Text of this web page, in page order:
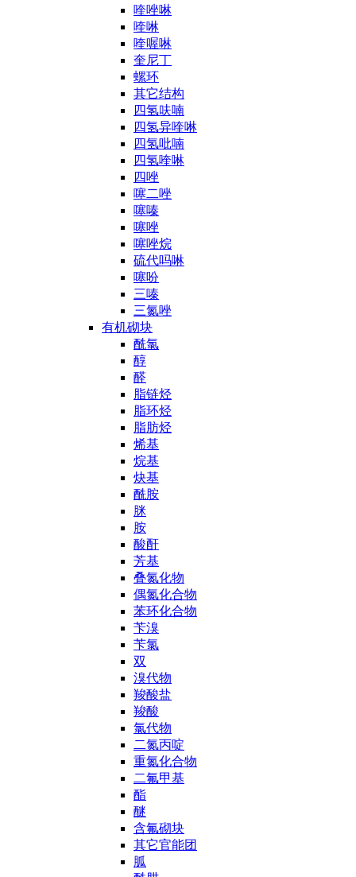
喹唑啉
喹啉
喹喔啉
奎尼丁
螺环
其它结构
四氢呋喃
四氢异喹啉
四氢吡喃
四氢喹啉
四唑
噻二唑
噻嗪
噻唑
噻唑烷
硫代吗啉
噻吩
三嗪
三氮唑
有机砌块
酰氯
醇
醛
脂链烃
脂环烃
脂肪烃
烯基
烷基
炔基
酰胺
脒
胺
酸酐
芳基
叠氮化物
偶氮化合物
苯环化合物
苄溴
苄氯
双
溴代物
羧酸盐
羧酸
氯代物
二氮丙啶
重氮化合物
二氟甲基
酯
醚
含氟砌块
其它官能团
胍